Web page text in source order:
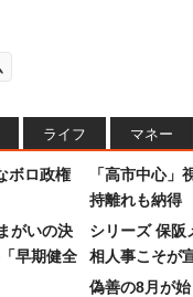
ライフ マネー
ボロ政権
がいの決
早期健全
「高市中心
持離れも納得
シリーズ 保阪
相人事こそが
偽善の8月が